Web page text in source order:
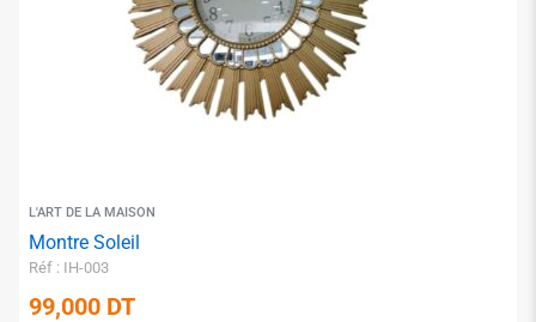
L'ART DE LA MAISON
Montre Soleil
Réf : IH-003
99,000 DT